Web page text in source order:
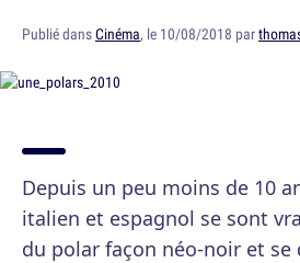
Publié dansCinéma, le 10/08/2018 par
Depuis un peu moins de 10
italien et espagnol se sont
du polar façon néo-noir et